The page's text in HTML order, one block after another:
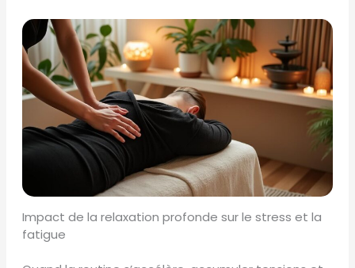
Impact de la relaxation profonde sur le stress et la
fatigue